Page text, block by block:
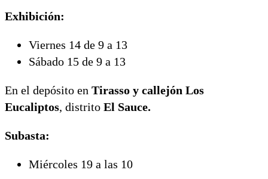
Exhibición:
Viernes 14 de 9 a 13
Sábado 15 de 9 a 13
En el depósito en Tirasso y callejón Los
Eucaliptos, distrito El Sauce.
Subasta:
Miércoles 19 a las 10